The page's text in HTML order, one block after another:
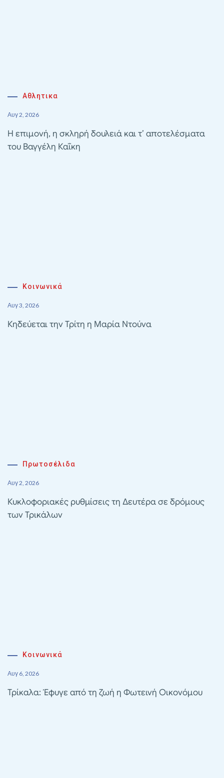
Αθλητικα
Αυγ 2, 2026
Η επιμονή, η σκληρή δουλειά και τ’ αποτελέσματα
του Βαγγέλη Καΐκη
Κοινωνικά
Αυγ 3, 2026
Κηδεύεται την Τρίτη η Μαρία Ντούνα
Πρωτοσέλιδα
Αυγ 2, 2026
Κυκλοφοριακές ρυθμίσεις τη Δευτέρα σε δρόμους
των Τρικάλων
Κοινωνικά
Αυγ 6, 2026
Τρίκαλα: Έφυγε από τη ζωή η Φωτεινή Οικονόμου